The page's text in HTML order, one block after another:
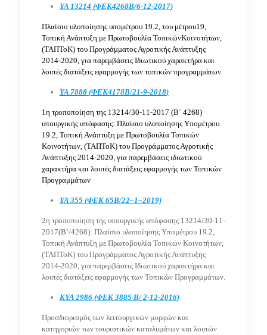
ΥΑ 13214 (ΦΕΚ4268Β/6-12-2017)
Πλαίσιο υλοποίησης υπομέτρου 19.2, του μέτρου19,
Τοπική Ανάπτυξη με Πρωτοβουλία ΤοπικώνΚοινοτήτων,
(ΤΑΠΤοΚ) του Προγράμματος Αγροτικής Ανάπτυξης
2014-2020, για παρεμβάσεις Ιδιωτικού χαρακτήρα και
λοιπές διατάξεις εφαρμογής των τοπικών προγραμμάτων
ΥΑ 7888(ΦΕΚ4178Β/21-9-2018)
1η τροποποίηση της 13214/30-11-2017 (Β΄ 4268)
υπουργικής απόφασης: Πλαίσιο υλοποίησης Υπομέτρου
19.2, Τοπική Ανάπτυξη με Πρωτοβουλία Τοπικών
Κοινοτήτων, (ΤΑΠΤοΚ) του Προγράμματος Αγροτικής
Ανάπτυξης 2014-2020, για παρεμβάσεις ιδιωτικού
χαρακτήρα και λοιπές διατάξεις εφαρμογής των Τοπικών
Προγραμμάτων
ΥΑ 355 (ΦΕΚ 65Β/22–1–2019)
2η τροποποίηση της υπουργικής απόφασης 13214/30-11-
2017(B’/4268): Πλαίσιο υλοποίησης Υπομέτρου 19.2,
Τοπική Ανάπτυξη με Πρωτοβουλία Τοπικών Κοινοτήτων,
(ΤΑΠΤοΚ) του Προγράμματος Αγροτικής Ανάπτυξης
2014-2020, για παρεμβάσεις Ιδιωτικού χαρακτήρα και
λοιπές διατάξεις εφαρμογής των Τοπικών Προγραμμάτων.
KYA 2986 (ΦΕΚ 3885 Β/ 2-12-2016)
Προσδιορισμός των λειτουργικών μορφών και
κατηγοριών των τουριστικών καταλυμάτων και λοιπών